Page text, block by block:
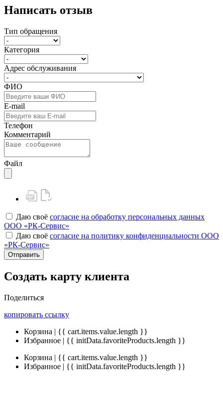
Написать отзыв
Тип обращения
Категория
Адрес обслуживания
ФИО
E-mail
Телефон
Комментарий
Файл
Даю своё согласие на обработку персональных данных
ООО «РК-Сервис»
Даю своё согласие на политику конфиденциальности ООО
«РК-Сервис»
Отправить
Создать карту клиента
Поделиться
копировать ссылку
Корзина | {{ cart.items.value.length }}
Избранное | {{ initData.favoriteProducts.length }}
Корзина | {{ cart.items.value.length }}
Избранное | {{ initData.favoriteProducts.length }}